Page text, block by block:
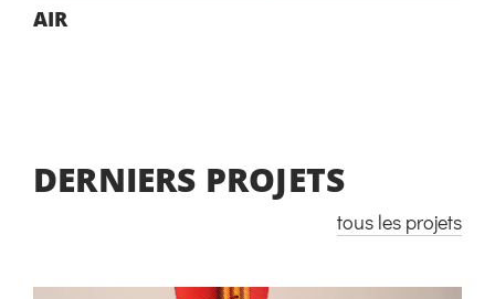
AIR
DERNIERS PROJETS
tous les projets